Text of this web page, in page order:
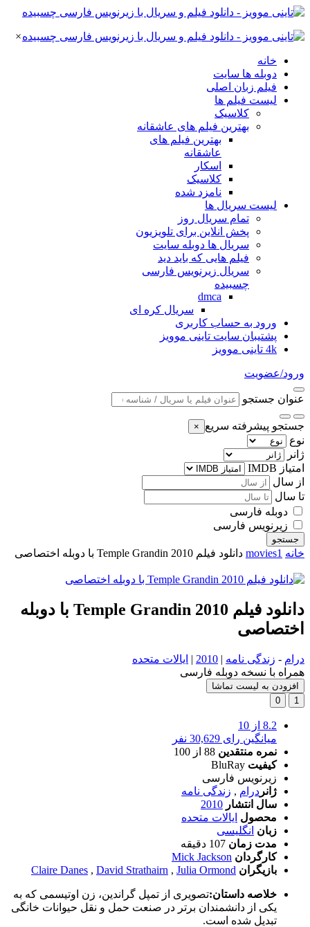
×
خانه
دوبله ها سایت
فیلم زبان اصلی
لیست فیلم ها
کلاسیک
بهترین فیلم های عاشقانه
بهترین فیلم های
عاشقانه
اسکار
کلاسیک
نامزد شده
لیست سریال ها
تمام سریال روز
پخش انلاین برای تلویزیون
سریال ها دوبله سایت
فیلم هایی که باید دید
سریال زیرنویس فارسی
چسبیده
dmca
سریال کره ای
ورود به حساب کاربری
پشتیبان سایت تاینی موویز
4k تاینی موویز
ورود/عضویت
عنوان جستجو
جستجو پیشرفته سریع ×
نوع
ژانر
امتیاز IMDB
از سال
تا سال
دوبله فارسی
زیرنویس فارسی
جستجو
خانه movies1 دانلود فیلم Temple Grandin 2010 با دوبله اختصاصی
دانلود فیلم Temple Grandin 2010 با دوبله
اختصاصی
درام - زندگی نامه |
2010
| ایالات متحده
همراه با نسخه دوبله فارسی
افزودن به لیست تماشا
1
0
8.2 از 10
میانگین رای 30,629 نفر
نمره منتقدین 88 از 100
کیفیت BluRay
زیرنویس فارسی
ژانر درام , زندگی نامه
سال انتشار 2010
محصول ایالات متحده
زبان انگلیسی
مدت زمان 107 دقیقه
کارگردان Mick Jackson
بازیگران
Claire Danes , David Strathairn , Julia Ormond
خلاصه داستان:تصویری از تمپل گراندین، زن اوتیسمی که به
یکی از دانشمندان برتر در صنعت حمل و نقل حیوانات خانگی
تبدیل شده است.